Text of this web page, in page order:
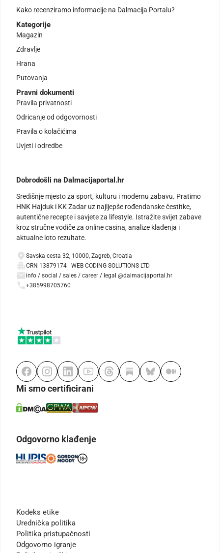
Kako recenziramo informacije na Dalmacija Portalu?
Kategorije
Magazin
Zdravlje
Hrana
Putovanja
Pravni dokumenti
Pravila privatnosti
Odricanje od odgovornosti
Pravila o kolačićima
Uvjeti i odredbe
Dobrodošli na Dalmacijaportal.hr
Središnje mjesto za sport, kulturu i modernu zabavu. Pratimo
HNK Hajduk i KK Zadar uz najljepše rođendanske čestitke,
autentične recepte i savjete za lifestyle. Istražite svijet zabave
kroz stručne vodiče za online casina, analize klađenja i
aktualne loto rezultate.
Savska cesta 32, 10000, Zagreb, Croatia
CRN 13879174 | WEB CODING SOLUTIONS LTD
info / social / sales / career / legal @dalmacijaportal.hr
+385998705760
Mi smo certificirani
Odgovorno klađenje
Kodeks etike
Urednička politika
Politika pristupačnosti
Odgovorno igranje